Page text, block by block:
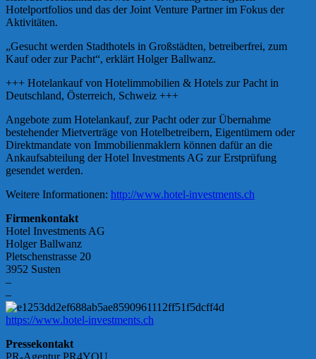
Hotelportfolios und das der Joint Venture Partner im Fokus der
Aktivitäten.
„Gesucht werden Stadthotels in Großstädten, betreiberfrei, zum
Kauf oder zur Pacht“, erklärt Holger Ballwanz.
+++ Hotelankauf von Hotelimmobilien & Hotels zur Pacht in
Deutschland, Österreich, Schweiz +++
Angebote zum Hotelankauf, zur Pacht oder zur Übernahme
bestehender Mietverträge von Hotelbetreibern, Eigentümern oder
Direktmandate von Immobilienmaklern können dafür an die
Ankaufsabteilung der Hotel Investments AG zur Erstprüfung
gesendet werden.
Weitere Informationen: http://www.hotel-investments.ch
Firmenkontakt
Hotel Investments AG
Holger Ballwanz
Pletschenstrasse 20
3952 Susten
–
–
https://www.hotel-investments.ch
Pressekontakt